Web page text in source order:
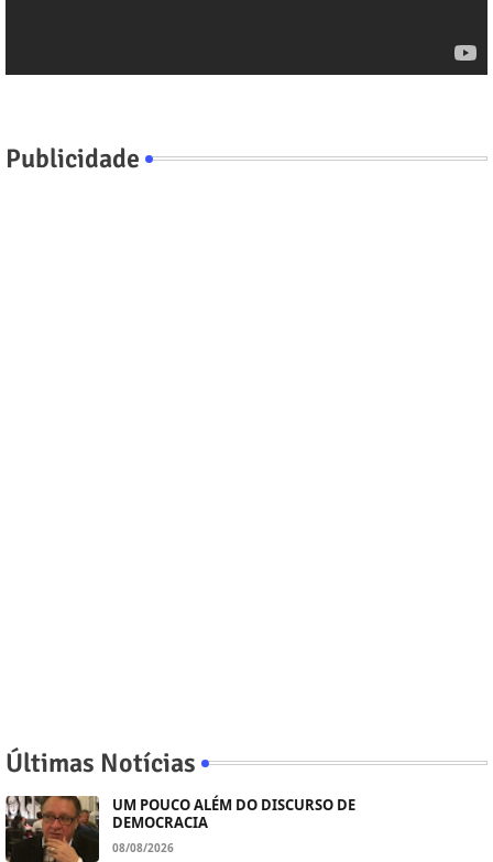
Publicidade
Últimas Notícias
UM POUCO ALÉM DO DISCURSO DE
DEMOCRACIA
08/08/2026